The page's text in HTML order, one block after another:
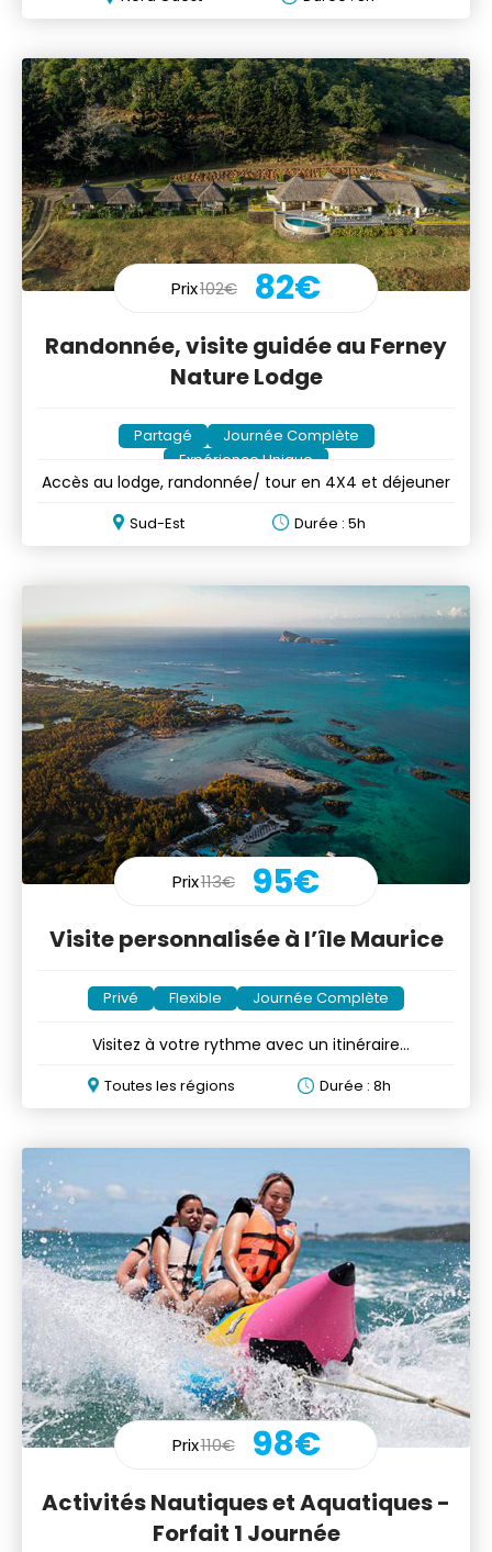
Prix102€ 82€
Randonnée, visite guidée au Ferney
Nature Lodge
Partagé
Journée Complète
Expérience Unique
Accès au lodge, randonnée/ tour en 4X4 et déjeuner
Sud-Est Durée : 5h
Prix113€ 95€
Visite personnalisée à l’île Maurice
Privé Flexible Journée Complète
Visitez à votre rythme avec un itinéraire
Toutes les régions Durée : 8h
Prix110€ 98€
Activités Nautiques et Aquatiques -
Forfait 1 Journée